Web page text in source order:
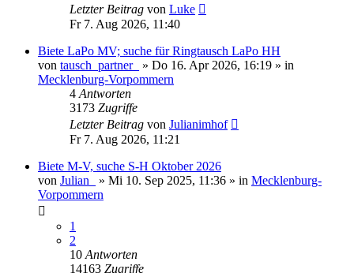
Letzter Beitrag von Luke
Fr 7. Aug 2026, 11:40
Biete LaPo MV; suche für Ringtausch LaPo HH
von tausch_partner_ » Do 16. Apr 2026, 16:19 » in
Mecklenburg-Vorpommern
4 Antworten
3173 Zugriffe
Letzter Beitrag von Julianimhof
Fr 7. Aug 2026, 11:21
Biete M-V, suche S-H Oktober 2026
von Julian_ » Mi 10. Sep 2025, 11:36 » in Mecklenburg-
Vorpommern
1
2
10 Antworten
14163 Zugriffe